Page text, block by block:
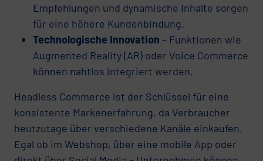
Empfehlungen und dynamische Inhalte sorgen
für eine höhere Kundenbindung.
Technologische Innovation – Funktionen wie
Augmented Reality (AR) oder Voice Commerce
können nahtlos integriert werden.
Headless Commerce ist der Schlüssel für eine
konsistente Markenerfahrung, da Verbraucher
heutzutage über verschiedene Kanäle einkaufen.
Egal ob im Webshop, über eine mobile App oder